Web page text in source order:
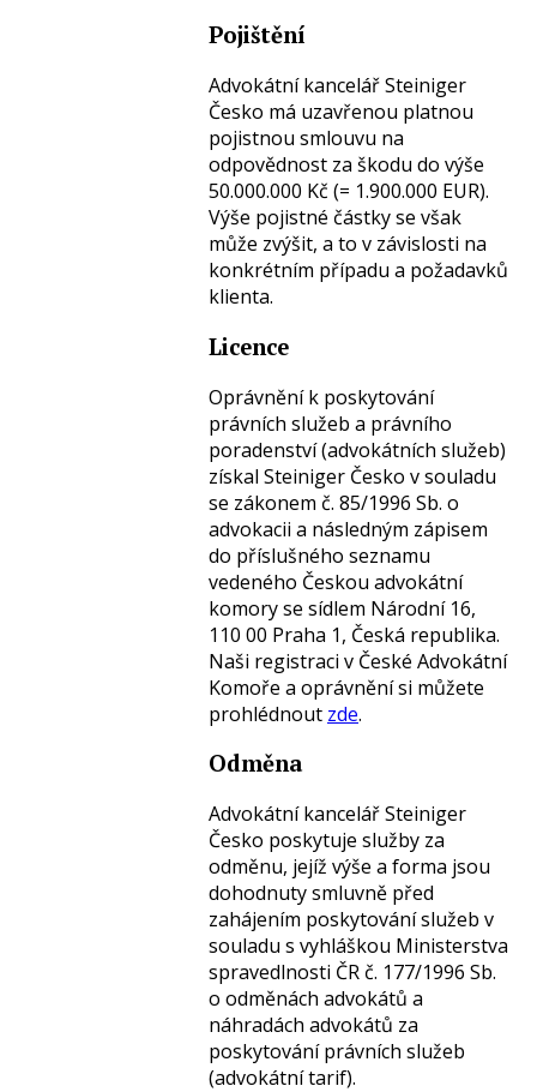
Pojištění
Advokátní kancelář Steiniger
Česko má uzavřenou platnou
pojistnou smlouvu na
odpovědnost za škodu do výše
50.000.000 Kč (= 1.900.000 EUR).
Výše pojistné částky se však
může zvýšit, a to v závislosti na
konkrétním případu a požadavků
klienta.
Licence
Oprávnění k poskytování
právních služeb a právního
poradenství (advokátních služeb)
získal Steiniger Česko v souladu
se zákonem č. 85/1996 Sb. o
advokacii a následným zápisem
do příslušného seznamu
vedeného Českou advokátní
komory se sídlem Národní 16,
110 00 Praha 1, Česká republika.
Naši registraci v České Advokátní
Komoře a oprávnění si můžete
prohlédnout zde.
Odměna
Advokátní kancelář Steiniger
Česko poskytuje služby za
odměnu, jejíž výše a forma jsou
dohodnuty smluvně před
zahájením poskytování služeb v
souladu s vyhláškou Ministerstva
spravedlnosti ČR č. 177/1996 Sb.
o odměnách advokátů a
náhradách advokátů za
poskytování právních služeb
(advokátní tarif).